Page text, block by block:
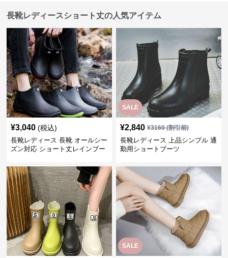
長靴レディースショート丈の人気アイテム
¥3,040 (税込)
長靴レディース 長靴 オールシー
ズン対応 ショート丈レインブー
SALE
¥2,840 ¥3160(割引前)
長靴レディース 上品シンプル 通
勤用ショートブーツ
SALE